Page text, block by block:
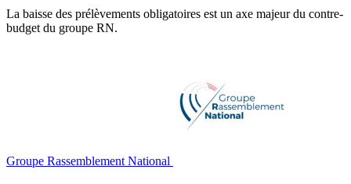
La baisse des prélèvements obligatoires est un axe majeur du contre-
budget du groupe RN.
Groupe Rassemblement National